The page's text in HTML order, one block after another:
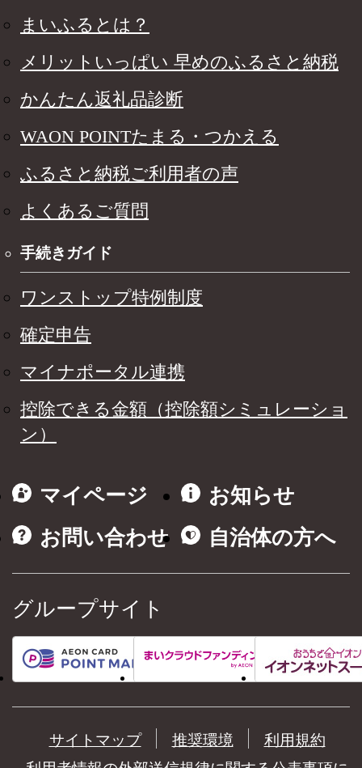
まいふるとは？
メリットいっぱい 早めのふるさと納税
かんたん返礼品診断
WAON POINTたまる・つかえる
ふるさと納税ご利用者の声
よくあるご質問
手続きガイド
ワンストップ特例制度
確定申告
マイナポータル連携
控除できる金額（控除額シミュレーショ
ン）
マイページ
お知らせ
お問い合わせ
自治体の方へ
グループサイト
サイトマップ 推奨環境
利用規約